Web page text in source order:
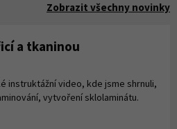
Zobrazit všechny novinky
a tkaninou
instruktážní video, kde jsme shrnuli,
vytvoření sklolaminátu.